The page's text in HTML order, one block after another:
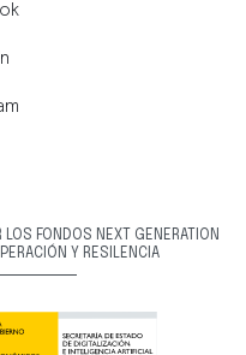
FONDOS NEXT GENERATION
Y RESILENCIA